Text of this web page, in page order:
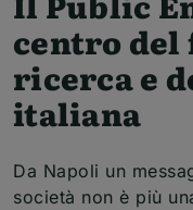
centro
ricerca e
italiana
Da Napoli un
società non è più